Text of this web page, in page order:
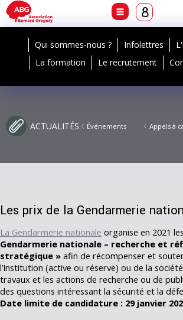
Qui sommes-nous ? Infolettres
La formation
Le recrutement
ACTUALITÉS Événements Appels à
Les prix de la Gendarmerie
La Gendarmerie nationale organise en 2021 les
Gendarmerie nationale – recherche et
stratégique » afin de récompenser et
l’Institution (active ou réserve) ou de la
travaux et les actions de recherche ou de
des questions intéressant la sécurité et la
Date limite de candidature : 29 janvier